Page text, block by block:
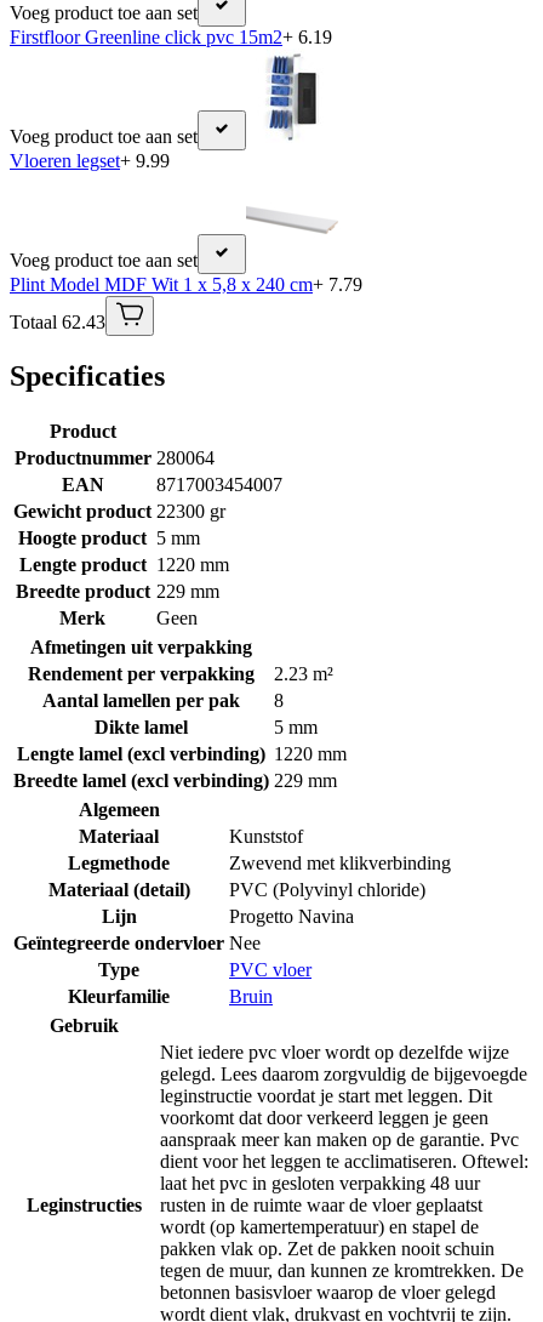
Voeg product toe aan set
Firstfloor Greenline click pvc 15m2+ 6.19
Voeg product toe aan set
Vloeren legset+ 9.99
Voeg product toe aan set
Plint Model MDF Wit 1 x 5,8 x 240 cm+ 7.79
Totaal 62.43
Specificaties
Product
Productnummer 280064
EAN
8717003454007
Gewicht product 22300 gr
Hoogte product 5 mm
Lengte product 1220 mm
Breedte product 229 mm
Merk
Geen
Afmetingen uit verpakking
Rendement per verpakking
2.23 m²
Aantal lamellen per pak
8
Dikte lamel
5 mm
Lengte lamel (excl verbinding) 1220 mm
Breedte lamel (excl verbinding) 229 mm
Algemeen
Materiaal
Kunststof
Legmethode
Zwevend met klikverbinding
Materiaal (detail)
PVC (Polyvinyl chloride)
Lijn
Progetto Navina
Geïntegreerde ondervloer Nee
Type
PVC vloer
Kleurfamilie
Bruin
Gebruik
Leginstructies
Niet iedere pvc vloer wordt op dezelfde wijze
gelegd. Lees daarom zorgvuldig de bijgevoegde
leginstructie voordat je start met leggen. Dit
voorkomt dat door verkeerd leggen je geen
aanspraak meer kan maken op de garantie. Pvc
dient voor het leggen te acclimatiseren. Oftewel:
laat het pvc in gesloten verpakking 48 uur
rusten in de ruimte waar de vloer geplaatst
wordt (op kamertemperatuur) en stapel de
pakken vlak op. Zet de pakken nooit schuin
tegen de muur, dan kunnen ze kromtrekken. De
betonnen basisvloer waarop de vloer gelegd
wordt dient vlak, drukvast en vochtvrij te zijn.